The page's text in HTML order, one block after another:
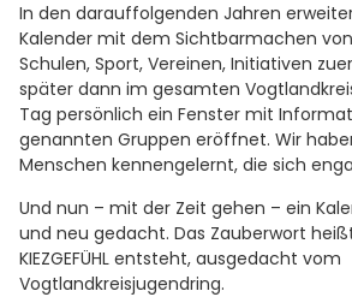
In den darauffolgenden Jahren
Kalender mit dem Sichtbarmachen
Schulen, Sport, Vereinen, Initiativen
später dann im gesamten
Tag persönlich ein Fenster mit
genannten Gruppen eröffnet. Wir
Menschen kennengelernt, die sich
Und nun – mit der Zeit gehen – ein
und neu gedacht. Das Zauberwort
KIEZGEFÜHL entsteht, ausgedacht vom
Vogtlandkreisjugendring.